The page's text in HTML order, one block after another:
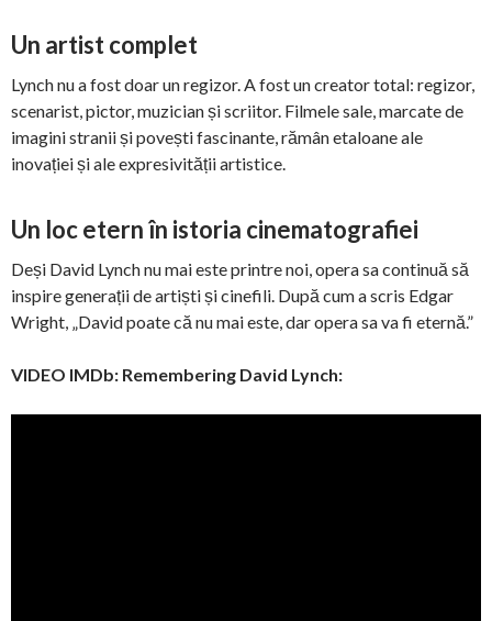
Un artist complet
Lynch nu a fost doar un regizor. A fost un creator total: regizor,
scenarist, pictor, muzician și scriitor. Filmele sale, marcate de
imagini stranii și povești fascinante, rămân etaloane ale
inovației și ale expresivității artistice.
Un loc etern în istoria cinematografiei
Deși David Lynch nu mai este printre noi, opera sa continuă să
inspire generații de artiști și cinefili. După cum a scris Edgar
Wright, „David poate că nu mai este, dar opera sa va fi eternă.”
VIDEO IMDb: Remembering David Lynch: